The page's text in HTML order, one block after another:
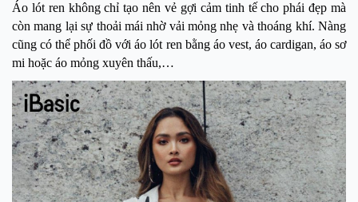
Áo lót ren không chỉ tạo nên vẻ gợi cảm tinh tế cho phái đẹp mà
còn mang lại sự thoải mái nhờ vải mỏng nhẹ và thoáng khí. Nàng
cũng có thể phối đồ với áo lót ren bằng áo vest, áo cardigan, áo sơ
mi hoặc áo mỏng xuyên thấu,…